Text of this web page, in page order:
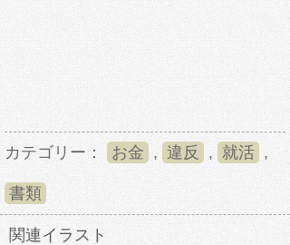
カテゴリー： お金 , 違反 , 就活 ,
書類
関連イラスト